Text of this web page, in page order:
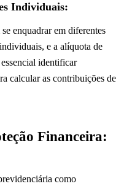
Individuais:
enquadrar em diferentes
e a alíquota de
identificar
calcular as contribuições de
Financeira:
como